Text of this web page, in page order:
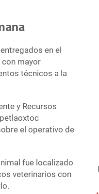
en el
mayor
técnicos a la
y Recursos
el operativo de
fue localizado
veterinarios con